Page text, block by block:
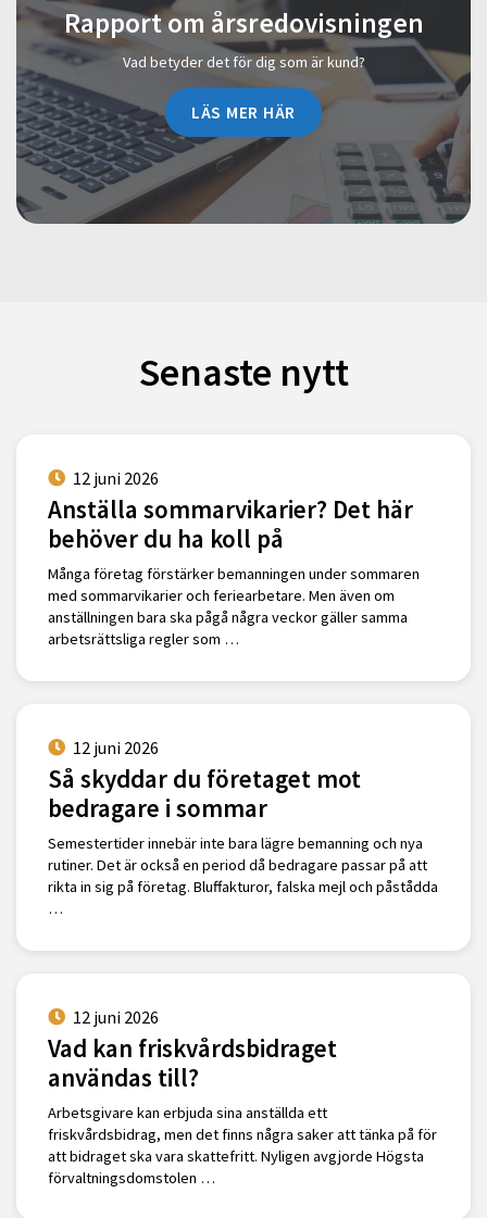
Rapport om årsredovisningen
Vad betyder det för dig som är kund?
LÄS MER HÄR
Senaste nytt
12 juni 2026
Anställa sommarvikarier? Det här
behöver du ha koll på
Många företag förstärker bemanningen under sommaren
med sommarvikarier och feriearbetare. Men även om
anställningen bara ska pågå några veckor gäller samma
arbetsrättsliga regler som …
12 juni 2026
Så skyddar du företaget mot
bedragare i sommar
Semestertider innebär inte bara lägre bemanning och nya
rutiner. Det är också en period då bedragare passar på att
rikta in sig på företag. Bluffakturor, falska mejl och påstådda
…
12 juni 2026
Vad kan friskvårdsbidraget
användas till?
Arbetsgivare kan erbjuda sina anställda ett
friskvårdsbidrag, men det finns några saker att tänka på för
att bidraget ska vara skattefritt. Nyligen avgjorde Högsta
förvaltningsdomstolen …